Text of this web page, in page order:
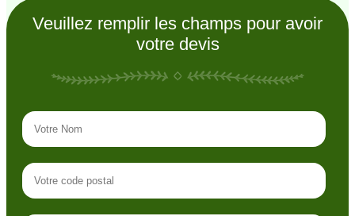
Veuillez remplir les champs pour avoir
votre devis